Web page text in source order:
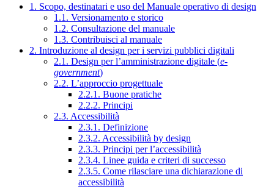
1. Scopo, destinatari e uso del Manuale operativo di design
1.1. Versionamento e storico
1.2. Consultazione del manuale
1.3. Contribuisci al manuale
2. Introduzione al design per i servizi pubblici digitali
2.1. Design per l’amministrazione digitale (e-
government)
2.2. L’approccio progettuale
2.2.1. Buone pratiche
2.2.2. Principi
2.3. Accessibilità
2.3.1. Definizione
2.3.2. Accessibilità by design
2.3.3. Principi per l’accessibilità
2.3.4. Linee guida e criteri di successo
2.3.5. Come rilasciare una dichiarazione di
accessibilità